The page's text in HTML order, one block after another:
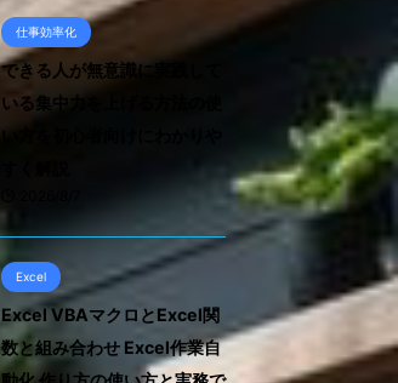
仕事効率化
できる人が無意識に実践して
いる集中力を上げる方法の使
い方を初心者向けにわかりや
Excel
Excel VBAマクロとExcel関
数と組み合わせ Excel作業自